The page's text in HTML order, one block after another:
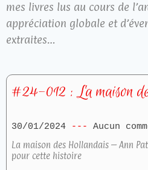
mes livres lus au cours de
appréciation globale et
extraites…
#24-012 : La maison
30/01/2024
Aucun
La maison des Hollandais – Ann
pour cette histoire